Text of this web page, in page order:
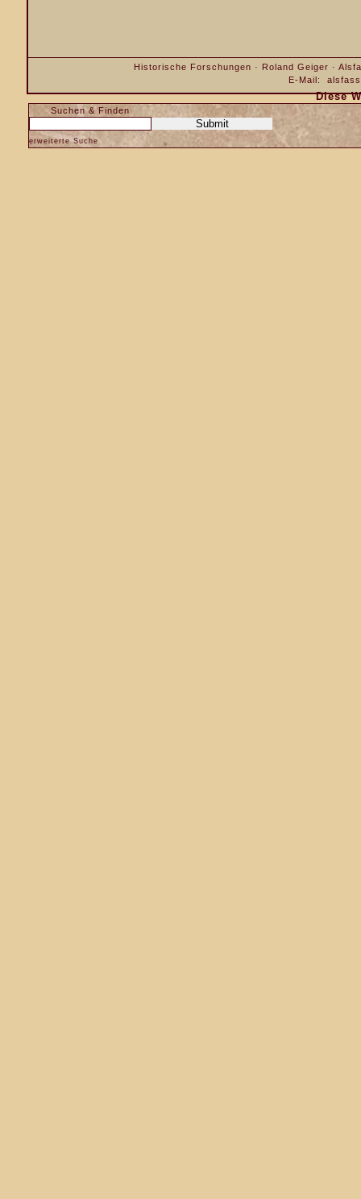
Historische Forschungen · Roland Geiger ·
E-Mail:
Diese
Suchen & Finden
erweiterte Suche